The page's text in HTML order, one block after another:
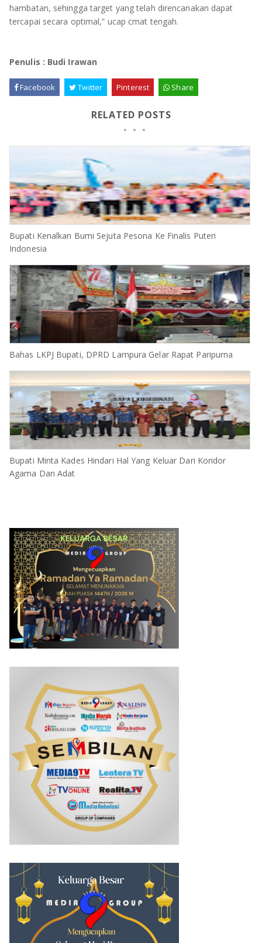
hambatan, sehingga target yang telah direncanakan dapat
tercapai secara optimal,” ucap cmat tengah.
Penulis : Budi Irawan
Facebook Twitter Pinterest Share
RELATED POSTS
Bupati Kenalkan Bumi Sejuta Pesona Ke Finalis Puteri
Indonesia
Bahas LKPJ Bupati, DPRD Lampura Gelar Rapat Paripurna
Bupati Minta Kades Hindari Hal Yang Keluar Dari Koridor
Agama Dan Adat